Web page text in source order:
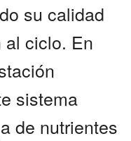
su calidad
al ciclo. En
sistema
de nutrientes